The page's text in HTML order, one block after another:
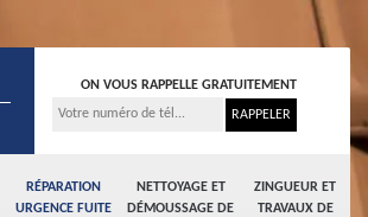
RÉPARATION
URGENCE FUITE
NETTOYAGE ET
DÉMOUSSAGE DE
ZINGUEUR ET
TRAVAUX DE
ON VOUS RAPPELLE GRATUITEMENT